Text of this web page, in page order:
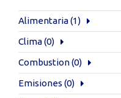
Alimentaria(1)
Clima(0)
Combustion(0)
Emisiones (0)